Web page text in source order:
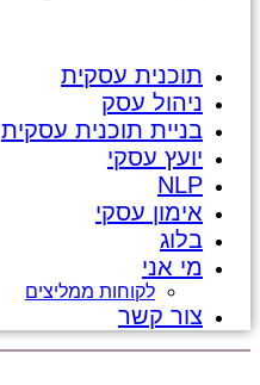
תוכנית עסקית
ניהול עסק
בניית תוכנית עסקית
יועץ עסקי
NLP
אימון עסקי
בלוג
מי אני
לקוחות ממליצים
צור קשר